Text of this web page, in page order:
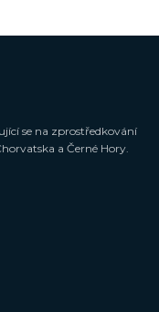
se na zprostředkování
a Černé Hory.